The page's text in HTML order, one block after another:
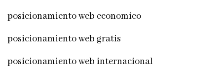
posicionamiento web economico
posicionamiento web gratis
posicionamiento web internacional